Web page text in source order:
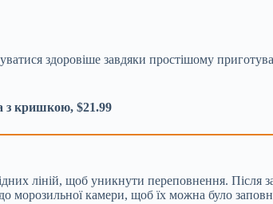
здоровіше завдяки простішому
з кришкою, $21.99
ліній, щоб уникнути переповнення. Після
морозильної камери, щоб їх можна було